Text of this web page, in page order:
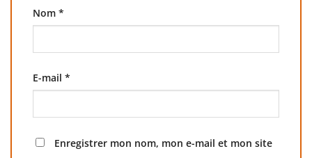
Nom *
E-mail *
Enregistrer mon nom, mon e-mail et mon site